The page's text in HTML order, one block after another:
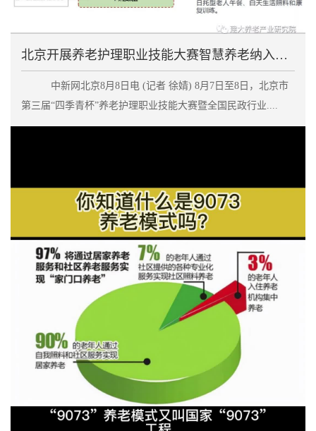
北京开展养老护理职业技能大赛智慧养老纳入考察范围
中新网北京8月8日电 (记者 徐婧) 8月7日至8日，北京市
第三届“四季青杯”养老护理职业技能大赛暨全国民政行业....